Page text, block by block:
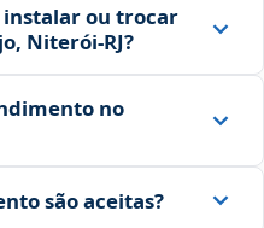
ou trocar
Niterói‑RJ?
no
são aceitas?